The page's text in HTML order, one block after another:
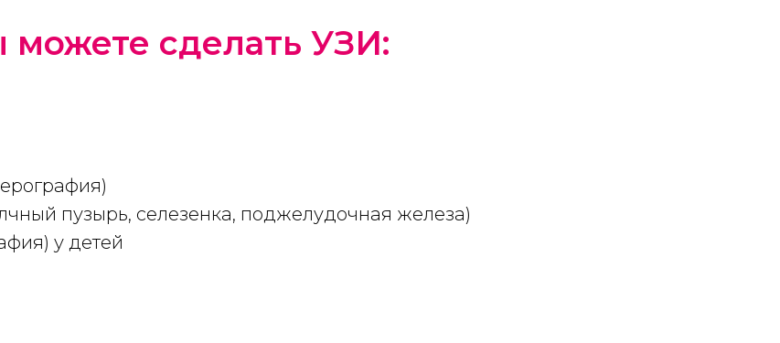
сделать УЗИ:
пузырь, селезенка, поджелудочная железа)
у детей